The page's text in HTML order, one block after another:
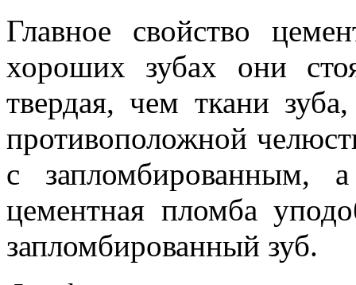
Главное свойство
хороших зубах они
твердая, чем ткани
противоположной
с запломбированным,
цементная пломба
запломбированный зуб.